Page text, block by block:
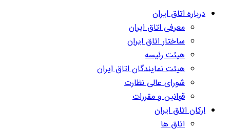
درباره اتاق ایران
معرفی اتاق ایران
ساختار اتاق ایران
هیئت رئیسه
هیئت نمایندگان اتاق ایران
شورای عالی نظارت
قوانین و مقررات
ارکان اتاق ایران
اتاق ها